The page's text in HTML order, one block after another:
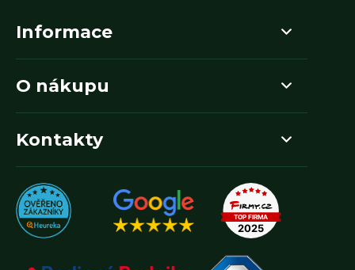
Informace
O nákupu
Kontakty